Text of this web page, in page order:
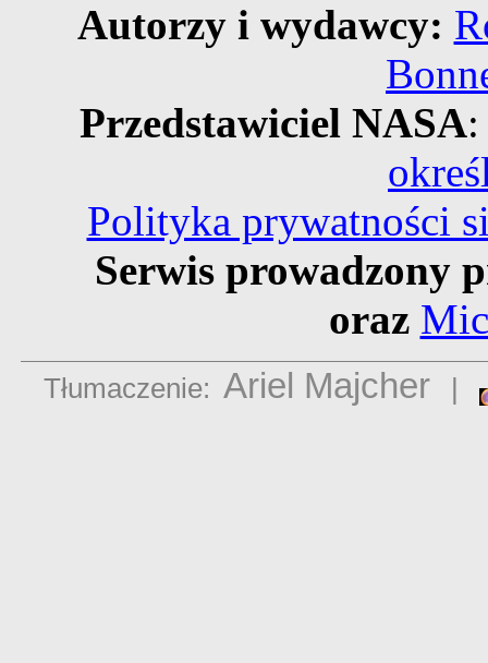
Autorzy i wydawcy:
Przedstawiciel NASA
Polityka prywatności
Serwis prowadzony
oraz
Tłumaczenie: Ariel Majcher |